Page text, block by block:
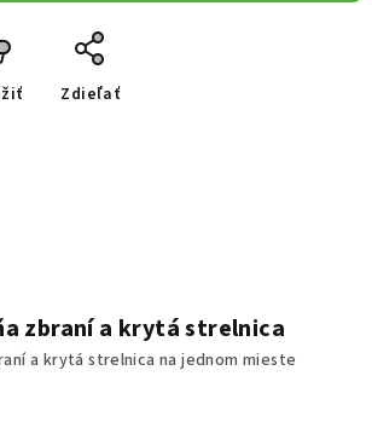
Zdieľať
zbraní a krytá strelnica
a krytá strelnica na jednom mieste